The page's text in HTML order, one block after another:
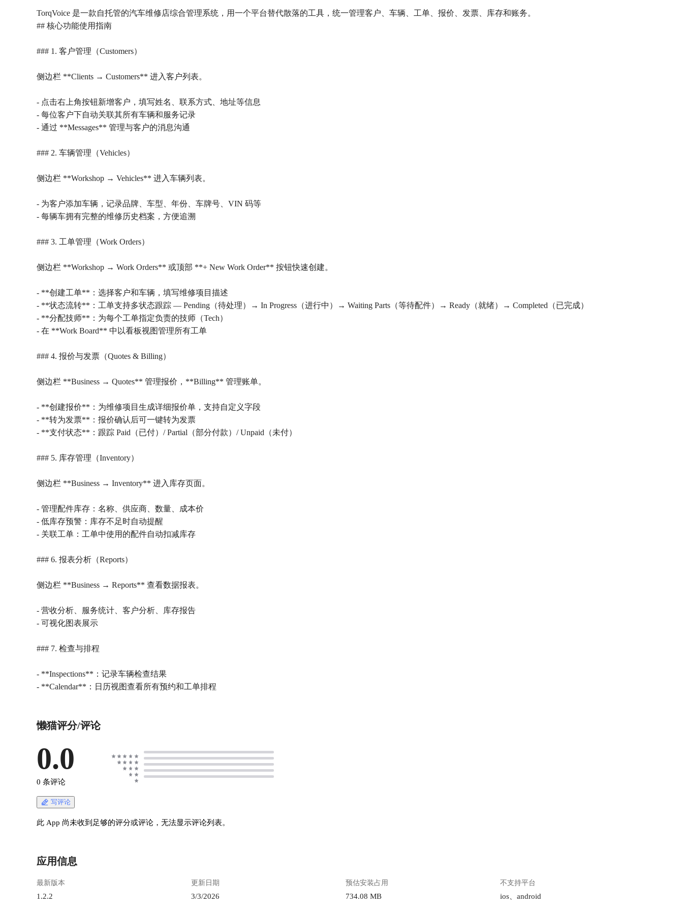
TorqVoice 是一款自托管的汽车维修店综合管理系统，用一个平台替代散落的工具，统一管理客户、车辆、工单、报价、发票、库存和账务。
## 核心功能使用指南
### 1. 客户管理（Customers）
侧边栏 **Clients → Customers** 进入客户列表。
- 点击右上角按钮新增客户，填写姓名、联系方式、地址等信息
- 每位客户下自动关联其所有车辆和服务记录
- 通过 **Messages** 管理与客户的消息沟通
### 2. 车辆管理（Vehicles）
侧边栏 **Workshop → Vehicles** 进入车辆列表。
- 为客户添加车辆，记录品牌、车型、年份、车牌号、VIN 码等
- 每辆车拥有完整的维修历史档案，方便追溯
### 3. 工单管理（Work Orders）
侧边栏 **Workshop → Work Orders** 或顶部 **+ New Work Order** 按钮快速创建。
- **创建工单**：选择客户和车辆，填写维修项目描述
- **状态流转**：工单支持多状态跟踪 — Pending（待处理）→ In Progress（进行中）→ Waiting Parts（等待配件）→ Ready（就绪）→ Completed（已完成）
- **分配技师**：为每个工单指定负责的技师（Tech）
- 在 **Work Board** 中以看板视图管理所有工单
### 4. 报价与发票（Quotes & Billing）
侧边栏 **Business → Quotes** 管理报价，**Billing** 管理账单。
- **创建报价**：为维修项目生成详细报价单，支持自定义字段
- **转为发票**：报价确认后可一键转为发票
- **支付状态**：跟踪 Paid（已付）/ Partial（部分付款）/ Unpaid（未付）
### 5. 库存管理（Inventory）
侧边栏 **Business → Inventory** 进入库存页面。
- 管理配件库存：名称、供应商、数量、成本价
- 低库存预警：库存不足时自动提醒
- 关联工单：工单中使用的配件自动扣减库存
### 6. 报表分析（Reports）
侧边栏 **Business → Reports** 查看数据报表。
- 营收分析、服务统计、客户分析、库存报告
- 可视化图表展示
### 7. 检查与排程
- **Inspections**：记录车辆检查结果
懒猫评分/评论
0.0
0 条评论
写评论
此 App 尚未收到足够的评分或评论，无法显示评论列表。
应用信息
最新版本
1.2.2
更新日期
3/3/2026
预估安装占用
734.08 MB
不支持平台
ios、android